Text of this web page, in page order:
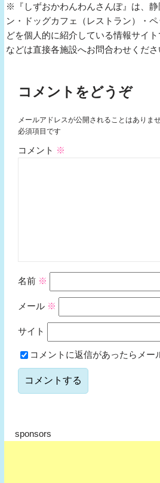
※『しずおかわんわんさんぽ』は、
ン・ドッグカフェ（レストラン）・
どを個人的に紹介している情報サイ
などは直接各施設へお問合わせくださ
コメントをどうぞ
メールアドレスが公開されることはありませ
必須項目です
コメント ※
名前 ※
メール ※
サイト
コメントに返信があったらメー
sponsors